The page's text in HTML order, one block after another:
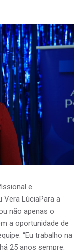
e
LúciaPara a
não apenas o
a oportunidade de
“Eu trabalho na
25 anos sempre.